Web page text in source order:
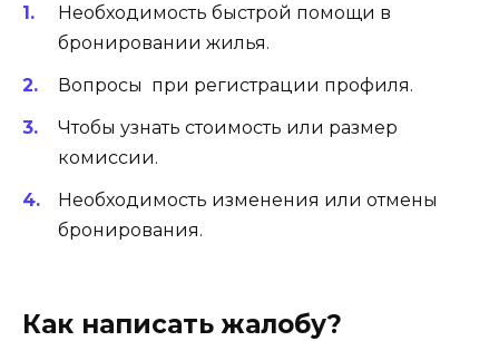
Необходимость быстрой помощи в
бронировании жилья.
Вопросы при регистрации профиля.
Чтобы узнать стоимость или размер
комиссии.
Необходимость изменения или отмены
бронирования.
Как написать жалобу?